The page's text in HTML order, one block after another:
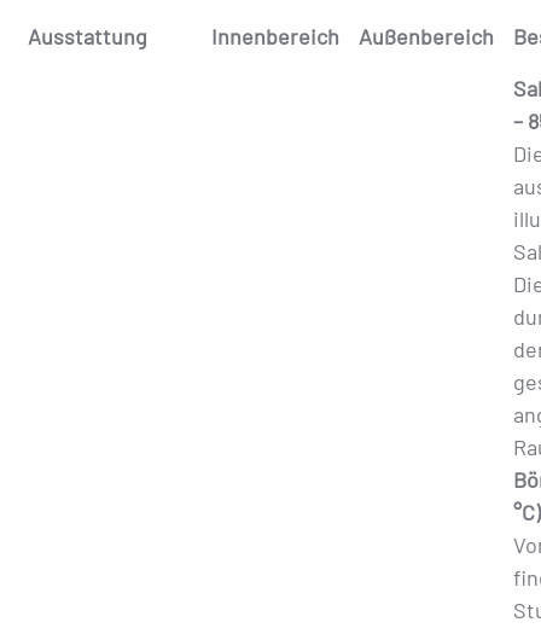
Ausstattung Innenbereich Außenbereich
–